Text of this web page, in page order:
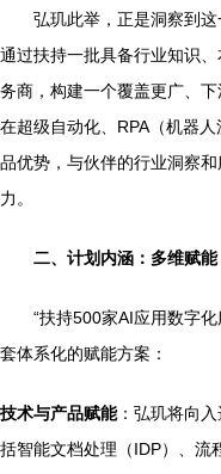
弘玑此举，正是洞察到
通过扶持一批具备行业知识
务商，构建一个覆盖更广、
在超级自动化、RPA（机器
品优势，与伙伴的行业洞察
力。
二、计划内涵：多维赋
“扶持500家AI应用数字
套体系化的赋能方案：
技术与产品赋能：弘玑将向
括智能文档处理（IDP）、流